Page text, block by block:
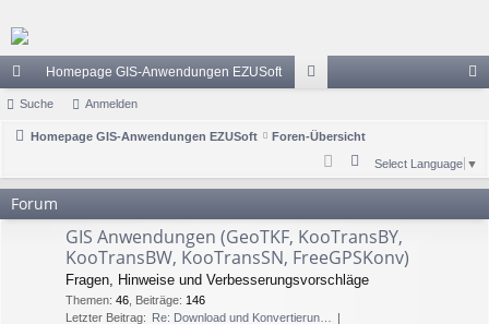
ch
ne
ug
Homepage GIS-Anwendungen EZUSoft
en
el
Suche Anmelden
Homepage GIS-Anwendungen EZUSoft Foren-Übersicht
Select Language ▼
h
e
Forum
GIS Anwendungen (GeoTKF, KooTransBY,
KooTransBW, KooTransSN, FreeGPSKonv)
Fragen, Hinweise und Verbesserungsvorschläge
Themen: 46 Beiträge: 146
Letzter Beitrag: Re: Download und Konvertierun…